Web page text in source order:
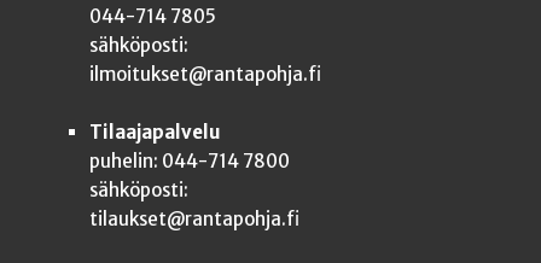
044-714 7805
sähköposti:
ilmoitukset@rantapohja.fi
Tilaajapalvelu
puhelin: 044-714 7800
sähköposti:
tilaukset@rantapohja.fi